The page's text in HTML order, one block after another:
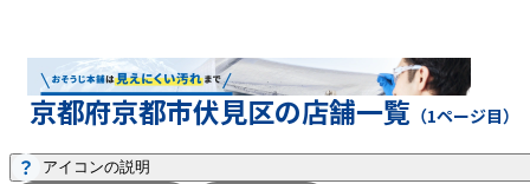
京都府京都市伏見区の店舗一覧 （1ページ目）
アイコンの説明